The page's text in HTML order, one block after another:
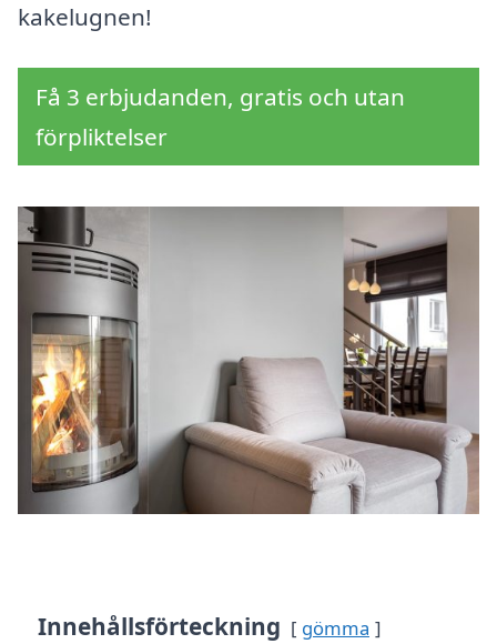
kakelugnen!
Få 3 erbjudanden, gratis och utan
förpliktelser
Innehållsförteckning gömma